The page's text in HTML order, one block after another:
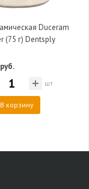
Duceram
(75 г) Dentsply
шт
В корзину